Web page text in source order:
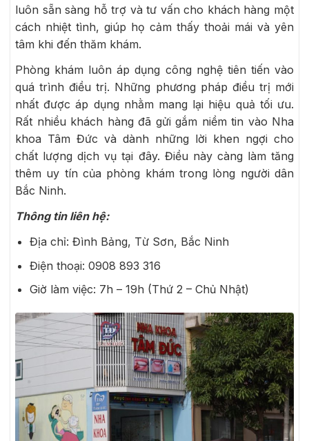
luôn sẵn sàng hỗ trợ và tư vấn cho khách hàng một
cách nhiệt tình, giúp họ cảm thấy thoải mái và yên
tâm khi đến thăm khám.
Phòng khám luôn áp dụng công nghệ tiên tiến vào
quá trình điều trị. Những phương pháp điều trị mới
nhất được áp dụng nhằm mang lại hiệu quả tối ưu.
Rất nhiều khách hàng đã gửi gắm niềm tin vào Nha
khoa Tâm Đức và dành những lời khen ngợi cho
chất lượng dịch vụ tại đây. Điều này càng làm tăng
thêm uy tín của phòng khám trong lòng người dân
Bắc Ninh.
Thông tin liên hệ:
Địa chỉ: Đình Bảng, Từ Sơn, Bắc Ninh
Điện thoại: 0908 893 316
Giờ làm việc: 7h – 19h (Thứ 2 – Chủ Nhật)